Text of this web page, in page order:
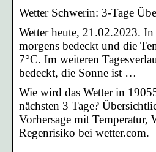
Wetter Schwerin: 3-Tage
Wetter heute, 21.02.2023.
morgens bedeckt und die
7°C. Im weiteren
bedeckt, die Sonne ist …
Wie wird das Wetter in
nächsten 3 Tage?
Vorhersage mit Temperatur,
Regenrisiko bei wetter.com.